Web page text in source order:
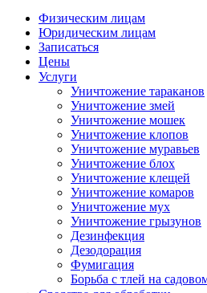
Физическим лицам
Юридическим лицам
Записаться
Цены
Услуги
Уничтожение тараканов
Уничтожение змей
Уничтожение мошек
Уничтожение клопов
Уничтожение муравьев
Уничтожение блох
Уничтожение клещей
Уничтожение комаров
Уничтожение мух
Уничтожение грызунов
Дезинфекция
Дезодорация
Фумигация
Борьба с тлей на